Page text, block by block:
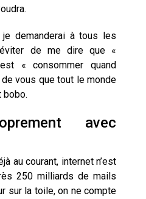
je demanderai à tous les
de me dire que «
« consommer quand
vous que tout le monde
bobo.
avec
au courant, internet n’est
250 milliards de mails
sur la toile, on ne compte